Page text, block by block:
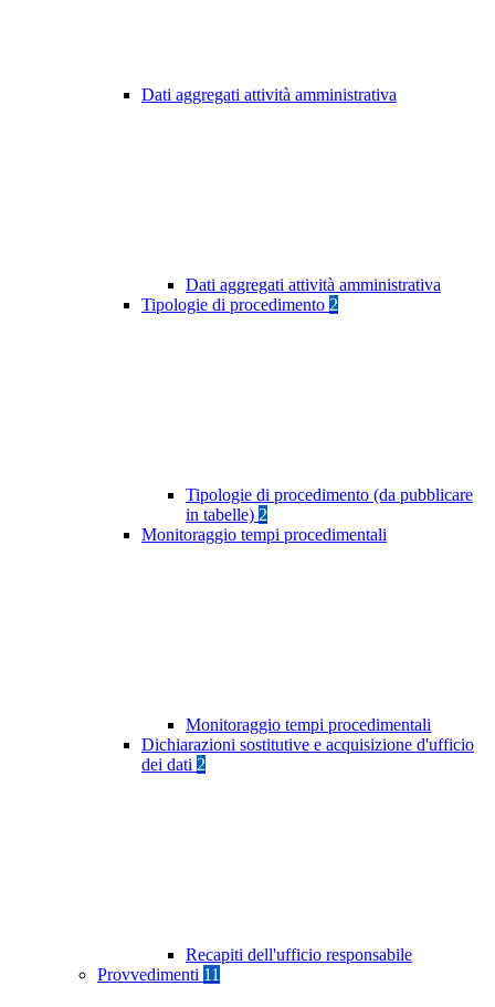
Dati aggregati attività amministrativa
Dati aggregati attività amministrativa
Tipologie di procedimento 2
Tipologie di procedimento (da pubblicare
in tabelle) 2
Monitoraggio tempi procedimentali
Monitoraggio tempi procedimentali
Dichiarazioni sostitutive e acquisizione d'ufficio
dei dati 2
Recapiti dell'ufficio responsabile
Provvedimenti 11